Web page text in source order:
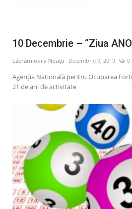
10 Decembrie – “Ziua
Lăcrămioara Neațu Decembrie 9, 2019 0
Agenţia Naţională pentru Ocuparea
21 de ani de activitate